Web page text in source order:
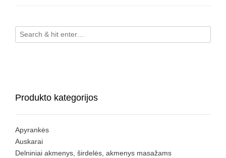
Produkto kategorijos
Apyrankės
Auskarai
Delniniai akmenys, širdelės, akmenys masažams